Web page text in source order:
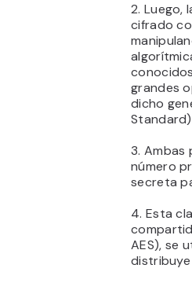
2. Luego,
cifrado
grandes
dicho
3.
número
secreta
4. Esta
AES), se